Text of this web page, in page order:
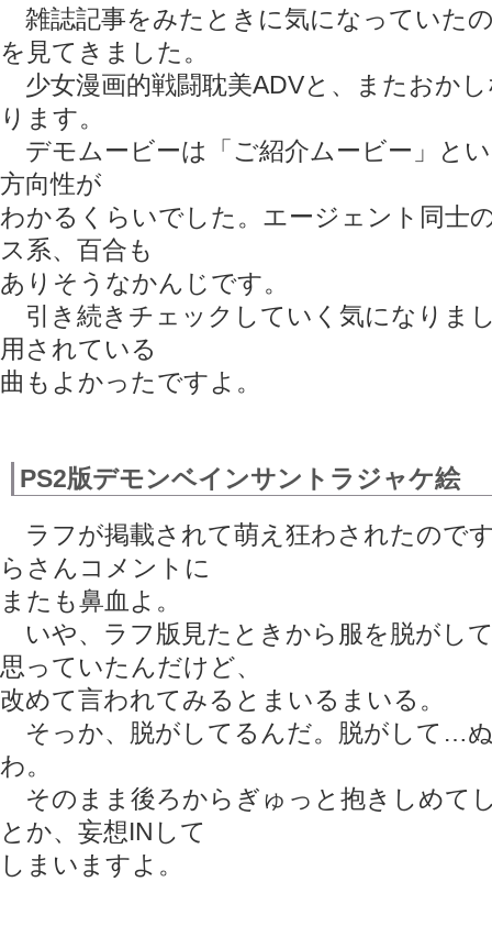
雑誌記事をみたときに気になっていた
を見てきました。
少女漫画的戦闘耽美ADVと、またおか
ります。
デモムービーは「ご紹介ムービー」と
方向性が
わかるくらいでした。エージェント同士
ス系、百合も
ありそうなかんじです。
引き続きチェックしていく気になりま
用されている
曲もよかったですよ。
PS2版デモンベインサントラジャケ絵
ラフが掲載されて萌え狂わされたので
らさんコメントに
またも鼻血よ。
いや、ラフ版見たときから服を脱がし
思っていたんだけど、
改めて言われてみるとまいるまいる。
そっか、脱がしてるんだ。脱がして…
わ。
そのまま後ろからぎゅっと抱きしめ
とか、妄想INして
しまいますよ。